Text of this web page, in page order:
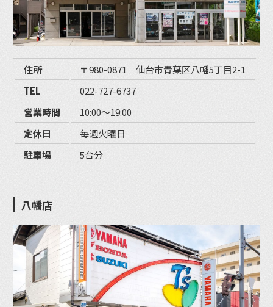
住所
〒980-0871 仙台市青葉区八幡5丁目2-1
TEL
022-727-6737
営業時間
10:00〜19:00
定休日
毎週火曜日
駐車場
5台分
八幡店